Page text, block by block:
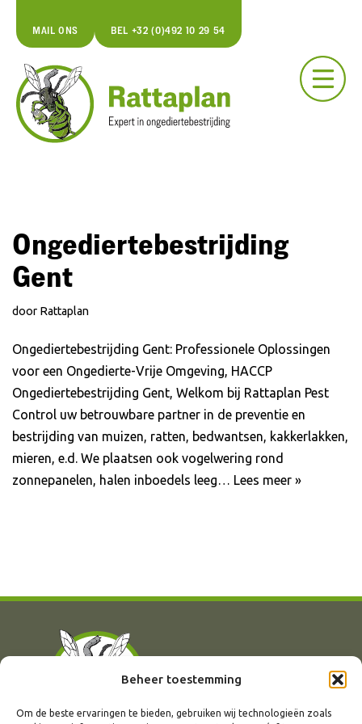
Beheer toestemming
Om de beste ervaringen te bieden, gebruiken wij technologieën zoals
Spring
naar
de
inhoud
MAIL ONS BEL +32 (0)492 10 29 54
Ongediertebestrijding
Gent
door Rattaplan
Ongediertebestrijding Gent: Professionele Oplossingen
voor een Ongedierte-Vrije Omgeving, HACCP
Ongediertebestrijding Gent, Welkom bij Rattaplan Pest
Control uw betrouwbare partner in de preventie en
bestrijding van muizen, ratten, bedwantsen, kakkerlakken,
mieren, e.d. We plaatsen ook vogelwering rond
zonnepanelen, halen inboedels leeg… Lees meer »